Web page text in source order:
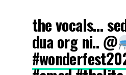
the vocals…
dua org ni.. @